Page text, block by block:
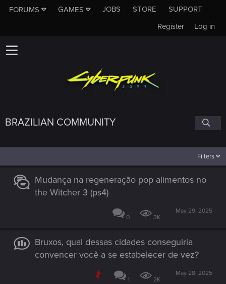
FORUMS GAMES JOBS STORE
SUPPORT
Log in
Register
BRAZILIAN COMMUNITY
Filters
Mudança na regeneração pop alimentos no
the Witcher 3 (ps4)
0 3K
May 29, 2025
Bruxos, qual dessas cidades conseguiria
convencer você a se estabelecer de vez?
1 2K
May 28, 2025